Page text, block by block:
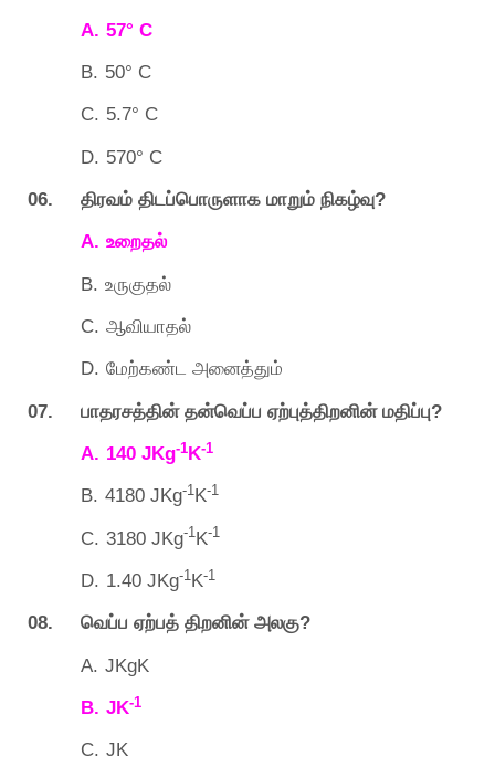
A. 57° C
B. 50° C
C. 5.7° C
D. 570° C
06. திரவம் திடப்பொருளாக மாறும் நிகழ்வு?
A. உறைதல்
B. உருகுதல்
C. ஆவியாதல்
D. மேற்கண்ட அனைத்தும்
07. பாதரசத்தின் தன்வெப்ப ஏற்புத்திறனின் மதிப்பு?
A. 140 JKg-1K-1
B. 4180 JKg-1 K-1
C. 3180 JKg-1K-1
D. 1.40 JKg-1 K-1
08. வெப்ப ஏற்பத் திறனின் அலகு?
A. JKgK
B. JK-1
C. JK